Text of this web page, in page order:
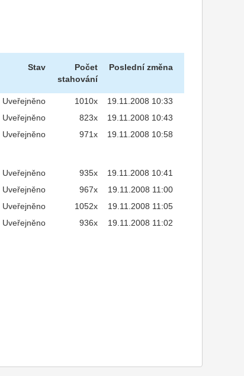
Stav
Počet
stahování
Poslední změna
Uveřejněno 1010x
19.11.2008 10:33
Uveřejněno 823x 19.11.2008 10:43
Uveřejněno 971x 19.11.2008 10:58
Uveřejněno 935x
19.11.2008 10:41
Uveřejněno 967x
19.11.2008 11:00
Uveřejněno 1052x
19.11.2008 11:05
Uveřejněno 936x 19.11.2008 11:02